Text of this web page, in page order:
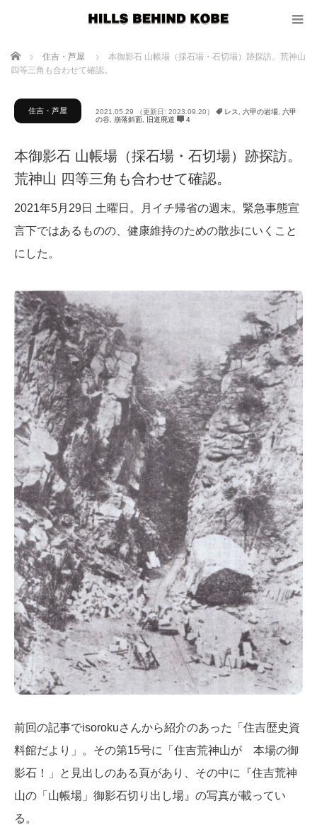
ホーム 住吉・芦屋
本御影石 山帳場（採石場・石切場）跡探訪。荒神山
四等三角も合わせて確認。
住吉・芦屋 2021.05.29 （更新日: 2023.09.20） レス 六甲の岩場 六甲
の谷
崩落斜面 旧道廃道 4
本御影石 山帳場（採石場・石切場）跡探訪。
荒神山 四等三角も合わせて確認。
2021年5月29日 土曜日。月イチ帰省の週末。緊急事態宣
言下ではあるものの、健康維持のための散歩にいくこと
にした。
前回の記事でisorokuさんから紹介のあった「住吉歴史資
料館だより」。その第15号に「住吉荒神山が 本場の御
影石！」と見出しのある頁があり、その中に『住吉荒神
山の「山帳場」御影石切り出し場』の写真が載ってい
る。